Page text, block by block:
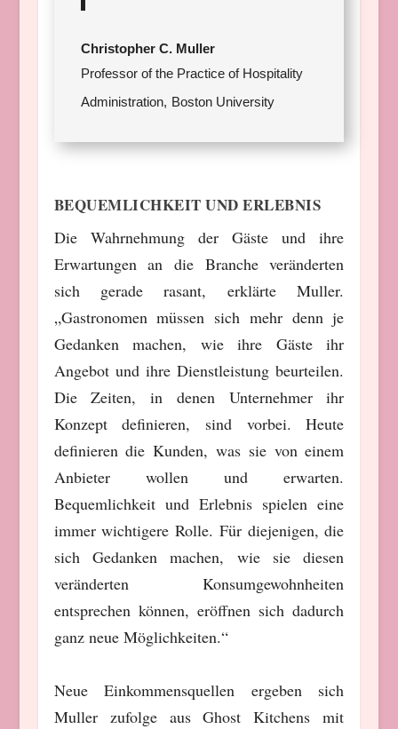
Christopher C. Muller
Professor of the Practice of Hospitality
Administration, Boston University
BEQUEMLICHKEIT UND ERLEBNIS
Die Wahrnehmung der Gäste und ihre
Erwartungen an die Branche veränderten
sich gerade rasant, erklärte Muller.
„Gastronomen müssen sich mehr denn je
Gedanken machen, wie ihre Gäste ihr
Angebot und ihre Dienstleistung beurteilen.
Die Zeiten, in denen Unternehmer ihr
Konzept definieren, sind vorbei. Heute
definieren die Kunden, was sie von einem
Anbieter wollen und erwarten.
Bequemlichkeit und Erlebnis spielen eine
immer wichtigere Rolle. Für diejenigen, die
sich Gedanken machen, wie sie diesen
veränderten Konsumgewohnheiten
entsprechen können, eröffnen sich dadurch
ganz neue Möglichkeiten.“
Neue Einkommensquellen ergeben sich
Muller zufolge aus Ghost Kitchens mit